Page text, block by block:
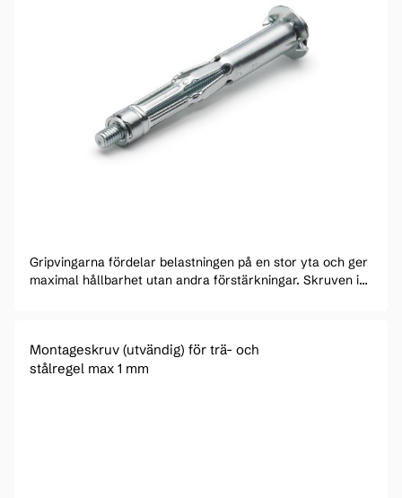
Gripvingarna fördelar belastningen på en stor yta och ger
maximal hållbarhet utan andra förstärkningar. Skruven i
Montageskruv (utvändig) för trä- och
stålregel max 1 mm